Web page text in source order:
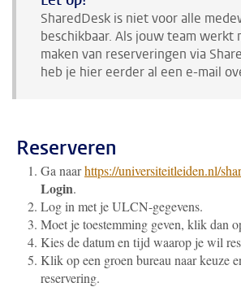
SharedDesk is niet voor alle
beschikbaar. Als jouw team werkt
maken van reserveringen via
heb je hier eerder al een e-mail
Reserveren
Ga naarhttps://universiteitleiden.nl/
Login.
Log in met je ULCN-gegevens.
Moet je toestemming geven, klik dan
Kies de datum en tijd waarop je wil
Klik op een groen bureau naar keuze
reservering.